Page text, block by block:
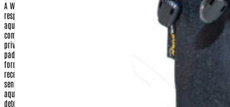
A Warfare.com.br sempre construiu sua imagem baseada na proteção e no
respeito aos direitos de seus consumidores.
Dessa forma, apresentamos
aqui nossa Política de Privacidade e Segurança para que, ao realizar sua
compra conosco, você tenha sempre a certeza de que o sigilo e a
privacidade de seus dados serão respeitados dentro dos mais rigorosos
padrões de segurança na internet.
Isso significa que qualquer dado
fornecido por você, seja no momento da compra ou no cadastramento para
receber algum dos nossos serviços, será guardado em nossos arquivos, não
sendo fornecido a terceiros para nenhuma outra utilização que não seja
aquela à qual você fez opção.
Confira abaixo quais os itens que
determinam nossa Política de Privacidade e Segurança e envie um e-mail